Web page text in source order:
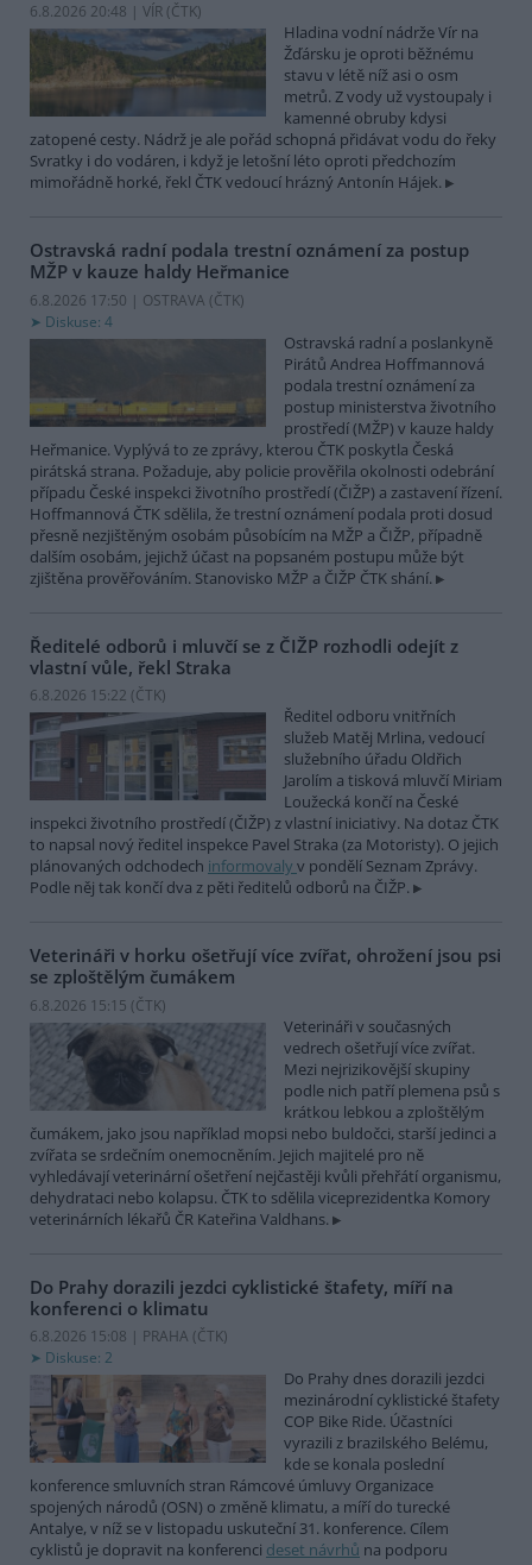
6.8.2026 20:48 | VÍR (ČTK)
Hladina vodní nádrže Vír na
Žďársku je oproti běžnému
stavu v létě níž asi o osm
metrů. Z vody už vystoupaly i
kamenné obruby kdysi
zatopené cesty. Nádrž je ale pořád schopná přidávat vodu do řeky
Svratky i do vodáren, i když je letošní léto oproti předchozím
mimořádně horké, řekl ČTK vedoucí hrázný Antonín Hájek.
Ostravská radní podala trestní oznámení za postup
MŽP v kauze haldy Heřmanice
6.8.2026 17:50 | OSTRAVA (ČTK)
Diskuse: 4
Ostravská radní a poslankyně
Pirátů Andrea Hoffmannová
podala trestní oznámení za
postup ministerstva životního
prostředí (MŽP) v kauze haldy
Heřmanice. Vyplývá to ze zprávy, kterou ČTK poskytla Česká
pirátská strana. Požaduje, aby policie prověřila okolnosti odebrání
případu České inspekci životního prostředí (ČIŽP) a zastavení řízení.
Hoffmannová ČTK sdělila, že trestní oznámení podala proti dosud
přesně nezjištěným osobám působícím na MŽP a ČIŽP, případně
dalším osobám, jejichž účast na popsaném postupu může být
zjištěna prověřováním. Stanovisko MŽP a ČIŽP ČTK shání.
Ředitelé odborů i mluvčí se z ČIŽP rozhodli odejít z
vlastní vůle, řekl Straka
6.8.2026 15:22 (ČTK)
Ředitel odboru vnitřních
služeb Matěj Mrlina, vedoucí
služebního úřadu Oldřich
Jarolím a tisková mluvčí Miriam
Loužecká končí na České
inspekci životního prostředí (ČIŽP) z vlastní iniciativy. Na dotaz ČTK
to napsal nový ředitel inspekce Pavel Straka (za Motoristy). O jejich
plánovaných odchodech informovaly v pondělí Seznam Zprávy.
Podle něj tak končí dva z pěti ředitelů odborů na ČIŽP.
Veterináři v horku ošetřují více zvířat, ohrožení jsou psi
se zploštělým čumákem
6.8.2026 15:15 (ČTK)
Veterináři v současných
vedrech ošetřují více zvířat.
Mezi nejrizikovější skupiny
podle nich patří plemena psů s
krátkou lebkou a zploštělým
čumákem, jako jsou například mopsi nebo buldočci, starší jedinci a
zvířata se srdečním onemocněním. Jejich majitelé pro ně
vyhledávají veterinární ošetření nejčastěji kvůli přehřátí organismu,
dehydrataci nebo kolapsu. ČTK to sdělila viceprezidentka Komory
veterinárních lékařů ČR Kateřina Valdhans.
Do Prahy dorazili jezdci cyklistické štafety, míří na
konferenci o klimatu
6.8.2026 15:08 | PRAHA (ČTK)
Diskuse: 2
Do Prahy dnes dorazili jezdci
mezinárodní cyklistické štafety
COP Bike Ride. Účastníci
vyrazili z brazilského Belému,
kde se konala poslední
konference smluvních stran Rámcové úmluvy Organizace
spojených národů (OSN) o změně klimatu, a míří do turecké
Antalye, v níž se v listopadu uskuteční 31. konference. Cílem
cyklistů je dopravit na konferenci deset návrhů na podporu